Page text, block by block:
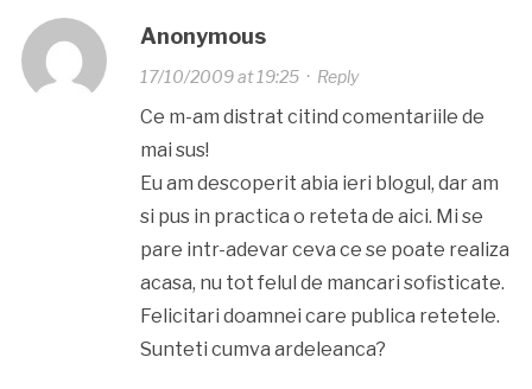
Anonymous
17/10/2009 at 19:25· Reply
Ce m-am distrat citind comentariile de
mai sus!
Eu am descoperit abia ieri blogul, dar am
si pus in practica o reteta de aici. Mi se
pare intr-adevar ceva ce se poate realiza
acasa, nu tot felul de mancari sofisticate.
Felicitari doamnei care publica retetele.
Sunteti cumva ardeleanca?